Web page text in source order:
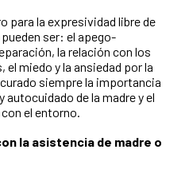
para la expresividad libre de
ser: el apego-
la relación con los
miedo y la ansiedad por la
siempre la importancia
autocuidado de la madre y el
el entorno.
la asistencia de madre o